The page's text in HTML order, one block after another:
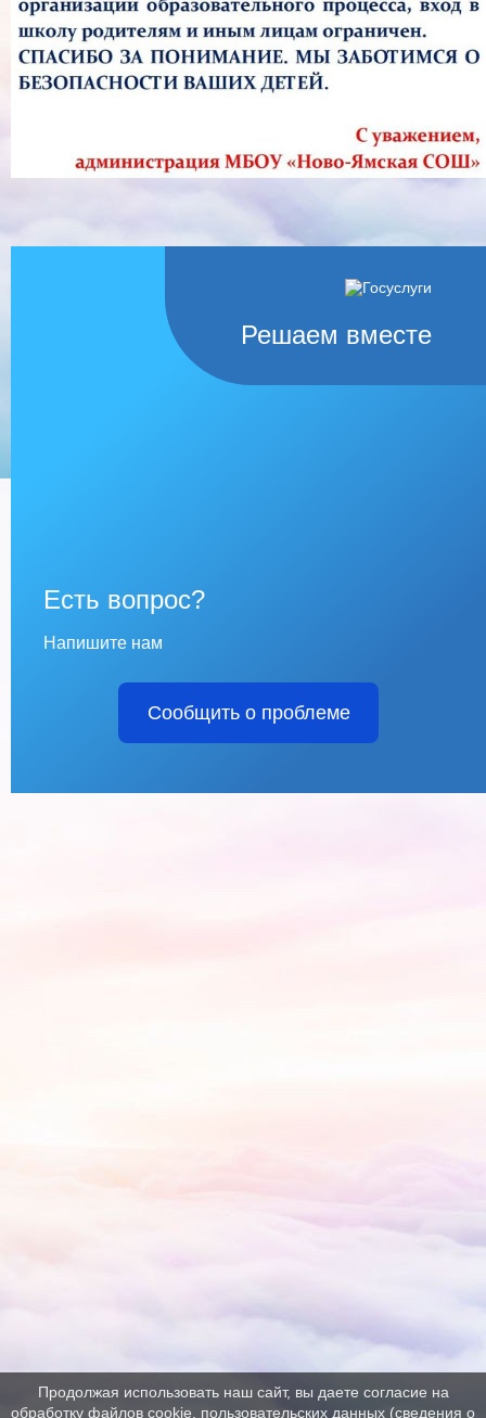
Решаем вместе
Есть вопрос?
Напишите нам
Сообщить о проблеме
Продолжая использовать наш сайт, вы даете согласие на
обработку файлов cookie, пользовательских данных (сведения о